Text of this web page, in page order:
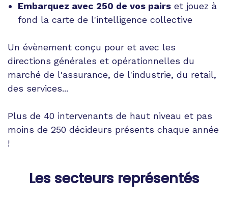
Embarquez avec 250 de vos pairs et jouez à
fond la carte de l'intelligence collective
Un évènement conçu pour et avec les
directions générales et opérationnelles du
marché de l'assurance, de l'industrie, du retail,
des services...
Plus de 40 intervenants de haut niveau et pas
moins de 250 décideurs présents chaque année
!
Les secteurs représentés